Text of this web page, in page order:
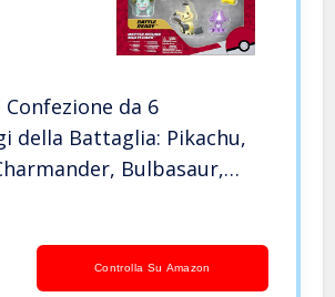
Confezione da 6
della Battaglia: Pikachu,
Bulbasaur,
Toxel-Dettagli Autentici,
Controlla Su Amazon